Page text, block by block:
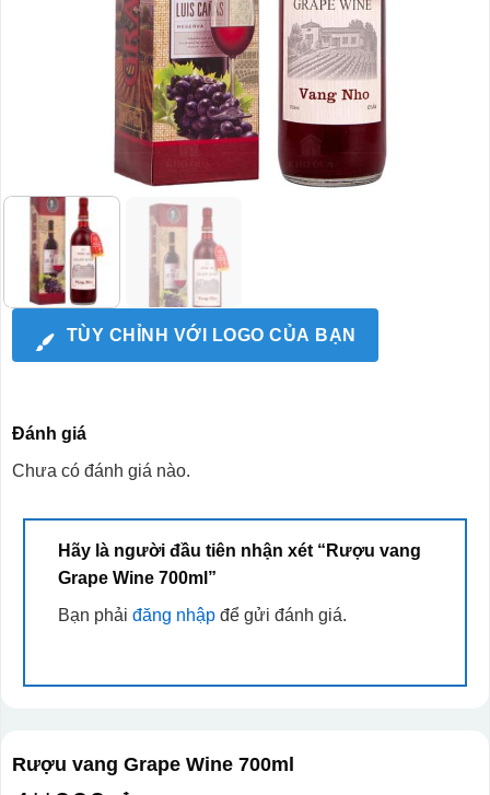
TÙY CHỈNH VỚI LOGO CỦA BẠN
Đánh giá
Chưa có đánh giá nào.
Hãy là người đầu tiên nhận xét “Rượu vang
Grape Wine 700ml”
Bạn phải đăng nhậpđể gửi đánh giá.
Rượu vang Grape Wine 700ml